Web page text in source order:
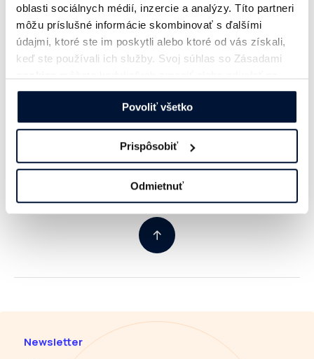
oblasti sociálnych médií, inzercie a analýzy. Títo partneri
môžu príslušné informácie skombinovať s ďalšími
údajmi, ktoré ste im poskytli alebo ktoré od vás získali,
keď ste používali ich služby. Svoj súhlas so Zásadami
našej webovej stránke.
Povoliť všetko
Prispôsobiť
Odmietnuť
Prečo sa prihlásiť?
Ak ste v uplynulom roku realizovaliinovatívne
riešenie, ktoré ovplyvnilo slovenský digitálny svet,
neváhajte a prihláste sa! Buďte súčasťou tohto
prestížneho ocenenia aukážte, že slovenský digitál
je plný kreativity a pokroku.
Newsletter